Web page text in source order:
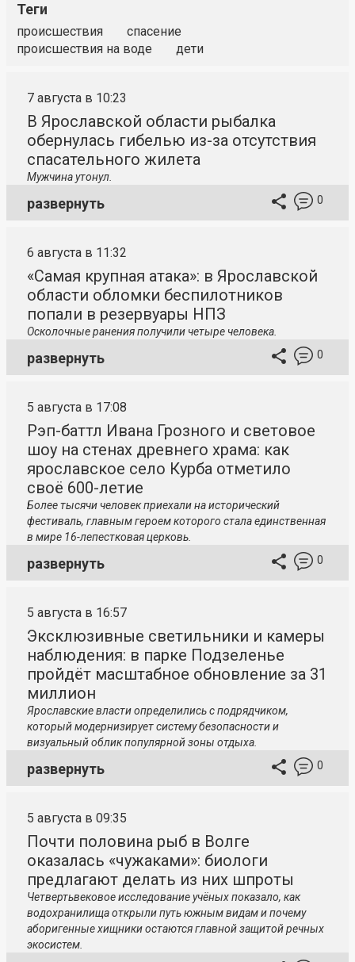
Теги
происшествия
спасение
происшествия на воде
дети
7 августа в 10:23
В Ярославской области рыбалка
обернулась гибелью из-за отсутствия
спасательного жилета
Мужчина утонул.
развернуть 0
6 августа в 11:32
«Самая крупная атака»: в Ярославской
области обломки беспилотников
попали в резервуары НПЗ
Осколочные ранения получили четыре человека.
развернуть 0
5 августа в 17:08
Рэп-баттл Ивана Грозного и световое
шоу на стенах древнего храма: как
ярославское село Курба отметило
своё 600-летие
Более тысячи человек приехали на исторический
фестиваль, главным героем которого стала единственная
в мире 16-лепестковая церковь.
развернуть 0
5 августа в 16:57
Эксклюзивные светильники и камеры
наблюдения: в парке Подзеленье
пройдёт масштабное обновление за 31
миллион
Ярославские власти определились с подрядчиком,
который модернизирует систему безопасности и
визуальный облик популярной зоны отдыха.
развернуть 0
5 августа в 09:35
Почти половина рыб в Волге
оказалась «чужаками»: биологи
предлагают делать из них шпроты
Четвертьвековое исследование учёных показало, как
водохранилища открыли путь южным видам и почему
аборигенные хищники остаются главной защитой речных
экосистем.